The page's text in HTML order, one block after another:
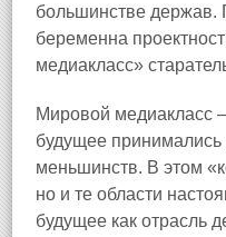
большинстве держав.
беременна
медиакласс»
Мировой медиакласс
будущее
меньшинств. В этом
но и те области
будущее как отрасль